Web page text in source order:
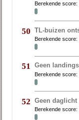
Berekende score:
50 TL-buizen
Berekende score:
51 Geen
Berekende score:
52 Geen
Berekende score: